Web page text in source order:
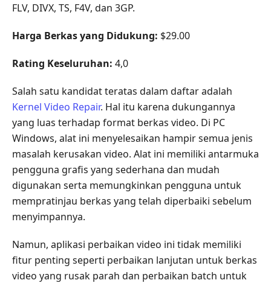
FLV, DIVX, TS, F4V, dan 3GP.
Harga Berkas yang Didukung: $29.00
Rating Keseluruhan: 4,0
Salah satu kandidat teratas dalam daftar adalah
Kernel Video Repair. Hal itu karena dukungannya
yang luas terhadap format berkas video. Di PC
Windows, alat ini menyelesaikan hampir semua jenis
masalah kerusakan video. Alat ini memiliki antarmuka
pengguna grafis yang sederhana dan mudah
digunakan serta memungkinkan pengguna untuk
mempratinjau berkas yang telah diperbaiki sebelum
menyimpannya.
Namun, aplikasi perbaikan video ini tidak memiliki
fitur penting seperti perbaikan lanjutan untuk berkas
video yang rusak parah dan perbaikan batch untuk